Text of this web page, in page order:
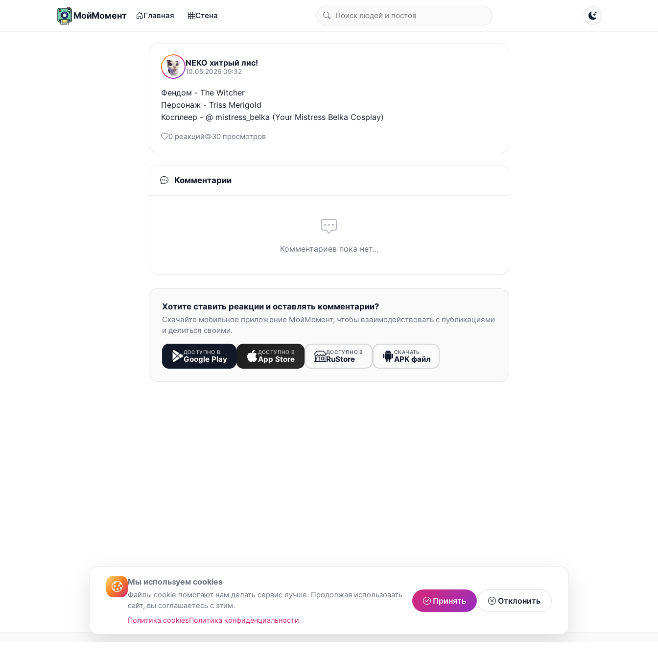
МойМомент Главная Стена
NEKO хитрый лис!
10.05.2026 09:32
Фендом - The Witcher
Персонаж - Triss Merigold
Косплеер - @ mistress_belka (Your Mistress Belka Cosplay)
0 реакций 30 просмотров
Комментарии
Комментариев пока нет...
Хотите ставить реакции и оставлять комментарии?
Скачайте мобильное приложение МойМомент, чтобы взаимодействовать с публикациями
и делиться своими.
ДОСТУПНО В
Google Play
ДОСТУПНО В
App Store
ДОСТУПНО В
RuStore
СКАЧАТЬ
APK файл
Мы используем cookies
Файлы cookie помогают нам делать сервис лучше. Продолжая использовать
сайт, вы соглашаетесь с этим.
Политика cookiesПолитика конфиденциальности
Принять Отклонить